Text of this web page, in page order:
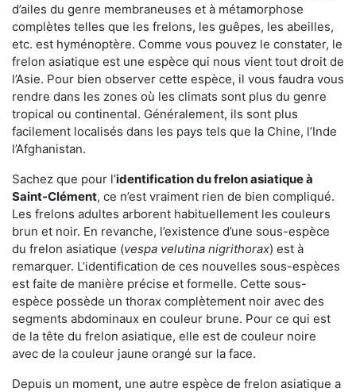
d’ailes du genre membraneuses et à métamorphose
complètes telles que les frelons, les guêpes, les abeilles,
etc. est hyménoptère. Comme vous pouvez le constater, le
frelon asiatique est une espèce qui nous vient tout droit de
l’Asie. Pour bien observer cette espèce, il vous faudra vous
rendre dans les zones où les climats sont plus du genre
tropical ou continental. Généralement, ils sont plus
facilement localisés dans les pays tels que la Chine, l’Inde
l’Afghanistan.
Sachez que pour l’identification du frelon asiatiqueà
Saint-Clément, ce n’est vraiment rien de bien compliqué.
Les frelons adultes arborent habituellement les couleurs
brun et noir. En revanche, l’existence d’une sous-espèce
du frelon asiatique (vespa velutina nigrithorax) est à
remarquer. L’identification de ces nouvelles sous-espèces
est faite de manière précise et formelle. Cette sous-
espèce possède un thorax complètement noir avec des
segments abdominaux en couleur brune. Pour ce qui est
de la tête du frelon asiatique, elle est de couleur noire
avec de la couleur jaune orangé sur la face.
Depuis un moment, une autre espèce de frelon asiatique a